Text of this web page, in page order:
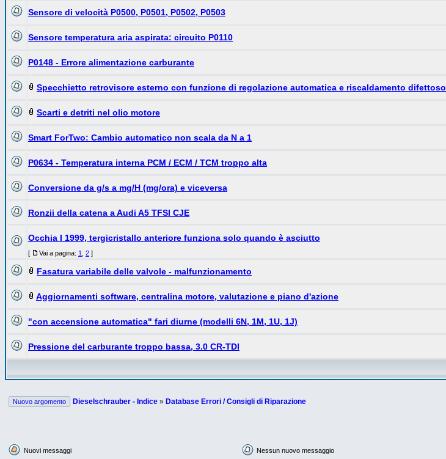
Sensore di velocità P0500, P0501, P0502, P0503
Sensore temperatura aria aspirata: circuito P0110
P0148 - Errore alimentazione carburante
Specchietto retrovisore esterno con funzione di regolazione automatica e riscaldamento difettoso
Scarti e detriti nel olio motore
Smart ForTwo: Cambio automatico non scala da N a 1
P0634 - Temperatura interna PCM / ECM / TCM troppo alta
Conversione da g/s a mg/H (mg/ora) e viceversa
Ronzii della catena a Audi A5 TFSI CJE
Occhia I 1999, tergicristallo anteriore funziona solo quando è asciutto
[ Vai a pagina: 1 2 ]
Fasatura variabile delle valvole - malfunzionamento
Aggiornamenti software, centralina motore, valutazione e piano d'azione
"con accensione automatica" fari diurne (modelli 6N, 1M, 1U, 1J)
Pressione del carburante troppo bassa, 3.0 CR-TDI
Nuovo argomento Dieselschrauber - Indice » Database Errori / Consigli di Riparazione
Nuovi messaggi Nessun nuovo messaggio